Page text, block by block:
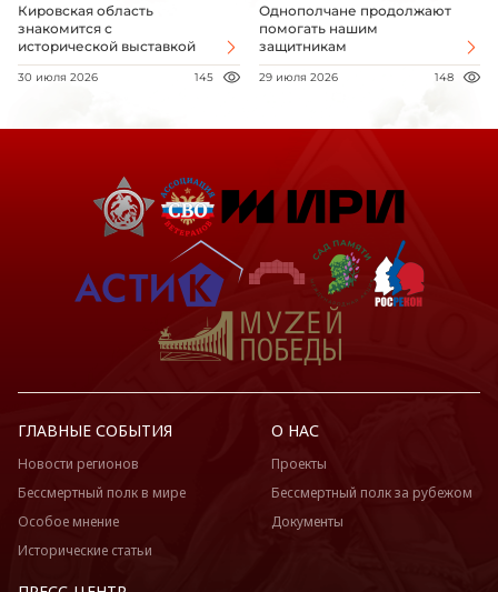
Кировская область
знакомится с
исторической выставкой
30 июля 2026 145
Однополчане продолжают
помогать нашим
защитникам
29 июля 2026 148
ГЛАВНЫЕ СОБЫТИЯ
Новости регионов
Бессмертный полк в мире
Особое мнение
Исторические статьи
О НАС
Проекты
Бессмертный полк за рубежом
Документы